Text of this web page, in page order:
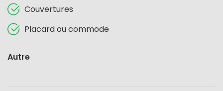
Couvertures
Placard ou commode
Autre